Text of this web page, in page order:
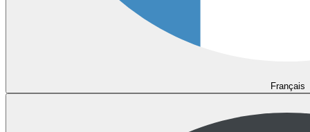
Français